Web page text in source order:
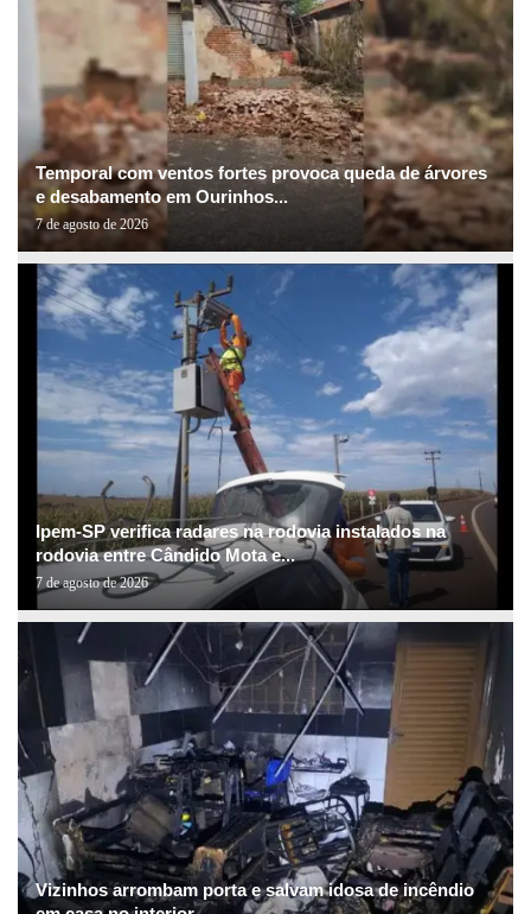
Temporal com ventos fortes provoca queda de árvores
e desabamento em Ourinhos...
7 de agosto de 2026
Ipem-SP verifica radares na rodovia instalados na
rodovia entre Cândido Mota e...
7 de agosto de 2026
Vizinhos arrombam porta e salvam idosa de incêndio